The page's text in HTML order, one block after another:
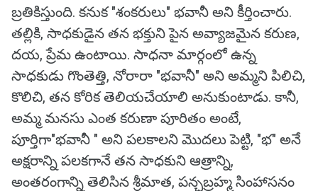
బ్రతికిస్తుంది. కనుక "శంకరులు" భవానీ అని కీర్తించారు.
తల్లికి, సాధకుడైన తన భక్తుని పైన అవ్యాజమైన కరుణ,
దయ, ప్రేమ ఉంటాయి. సాధనా మార్గంలో ఉన్న
సాధకుడు గొంతెత్తి, నోరారా "భవానీ" అని అమ్మని పిలిచి,
కొలిచి, తన కోరిక తెలియచేయాలి అనుకుంటాడు. కానీ,
అమ్మ మనసు ఎంత కరుణా పూరితం అంటే,
పూర్తిగా"భవానీ " అని పలకాలని మొదలు పెట్టి, "భ" అనే
అక్షరాన్ని పలకగానే తన సాధకుని ఆత్రాన్ని,
అంతరంగాన్ని తెలిసిన శ్రీమాత, పన్చబ్రహ్మ సింహాసనం